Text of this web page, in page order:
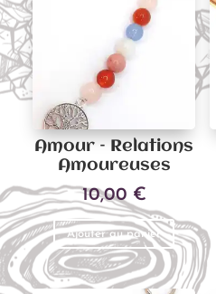
Amour – Relations
Amoureuses
10,00 €
Ajouter au panier